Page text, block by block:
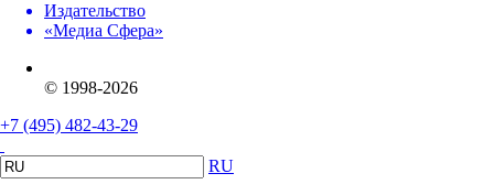
Издательство
«Медиа Сфера»
© 1998-2026
+7 (495) 482-43-29
RU